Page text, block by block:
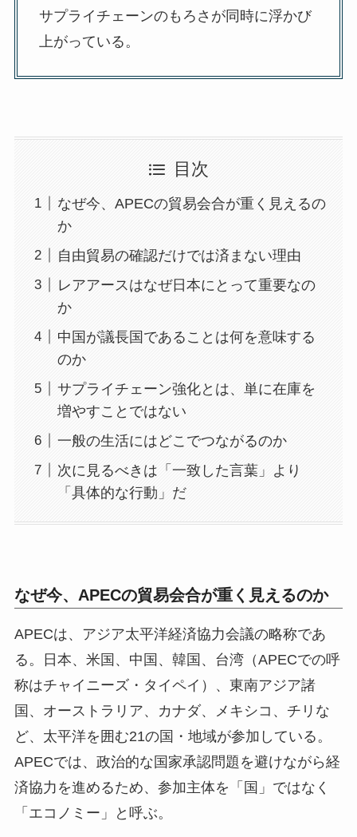
サプライチェーンのもろさが同時に浮かび
上がっている。
目次
なぜ今、APECの貿易会合が重く見えるの
か
自由貿易の確認だけでは済まない理由
レアアースはなぜ日本にとって重要なの
か
中国が議長国であることは何を意味する
のか
サプライチェーン強化とは、単に在庫を
増やすことではない
一般の生活にはどこでつながるのか
次に見るべきは「一致した言葉」より
「具体的な行動」だ
なぜ今、APECの貿易会合が重く見えるのか
APECは、アジア太平洋経済協力会議の略称であ
る。日本、米国、中国、韓国、台湾（APECでの呼
称はチャイニーズ・タイペイ）、東南アジア諸
国、オーストラリア、カナダ、メキシコ、チリな
ど、太平洋を囲む21の国・地域が参加している。
APECでは、政治的な国家承認問題を避けながら経
済協力を進めるため、参加主体を「国」ではなく
「エコノミー」と呼ぶ。